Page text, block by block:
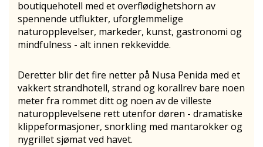
boutiquehotell med et overflødighetshorn av
spennende utflukter, uforglemmelige
naturopplevelser, markeder, kunst, gastronomi og
mindfulness - alt innen rekkevidde.
Deretter blir det fire netter på Nusa Penida med et
vakkert strandhotell, strand og korallrev bare noen
meter fra rommet ditt og noen av de villeste
naturopplevelsene rett utenfor døren - dramatiske
klippeformasjoner, snorkling med mantarokker og
nygrillet sjømat ved havet.